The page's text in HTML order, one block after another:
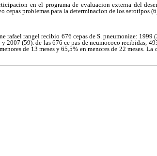
en el programa de evaluacion externa del
problemas para la determinacion de los serotipos
rafael rangel recibio 676 cepas de S. pneumoniae: 1999
(59). de las 676 ce pas de neumococo recibidas,
de 13 meses y 65,5% en menores de 22 meses. La